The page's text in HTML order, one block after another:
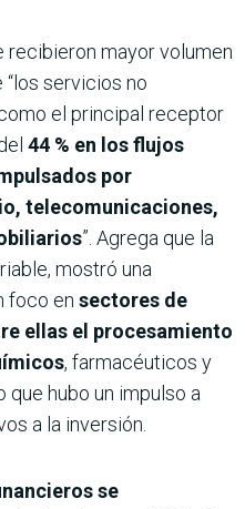
recibieron mayor volumen
servicios no
el principal receptor
44 % en los flujos
por
telecomunicaciones,
”. Agrega que la
mostró una
foco en sectores de
ellas el procesamiento
, farmacéuticos y
que hubo un impulso a
a la inversión.
se